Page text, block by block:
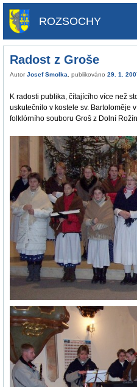
ROZSOCHY
Radost z Groše
Autor Josef Smolka , publikováno 29. 1.
K radosti publika, čítajícího více než
uskutečnilo v kostele sv. Bartoloměje
folklórního souboru Groš z Dolní